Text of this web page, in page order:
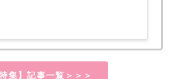
集】記事一覧＞＞＞